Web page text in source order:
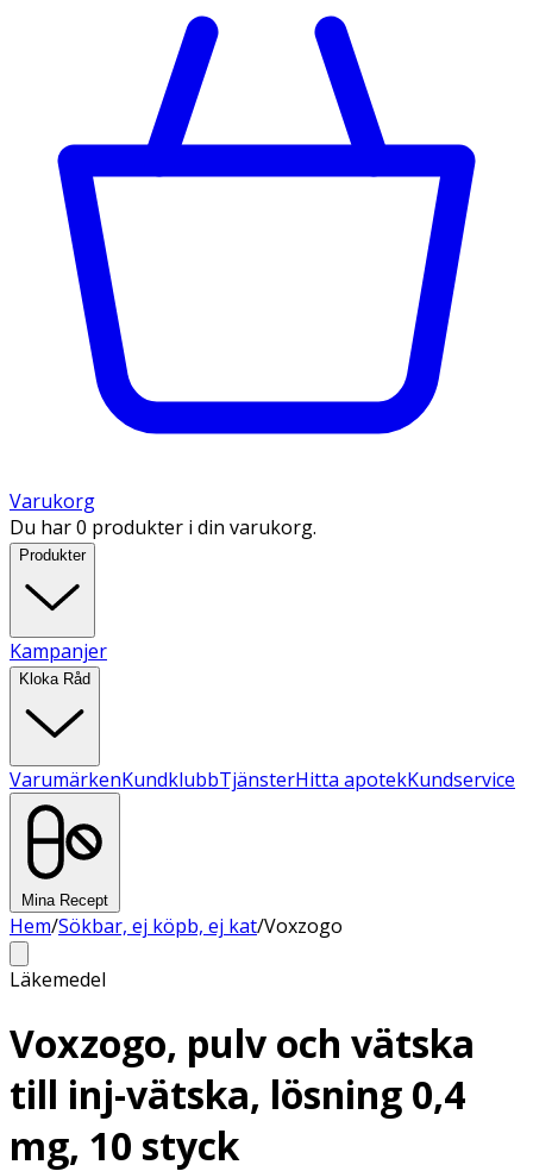
Varukorg
Du har 0 produkter i din varukorg.
Produkter
Kampanjer
Kloka Råd
VarumärkenKundklubbTjänsterHitta apotekKundservice
Mina Recept
Hem/Sökbar, ej köpb, ej kat/Voxzogo
Läkemedel
Voxzogo, pulv och vätska
till inj-vätska, lösning 0,4
mg, 10 styck